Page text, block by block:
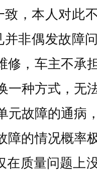
，本人对此
非偶发故障
修，车主不承
一种方式，无
元故障的通病
障的情况概率
在质量问题上